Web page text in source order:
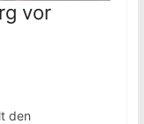
vor
den